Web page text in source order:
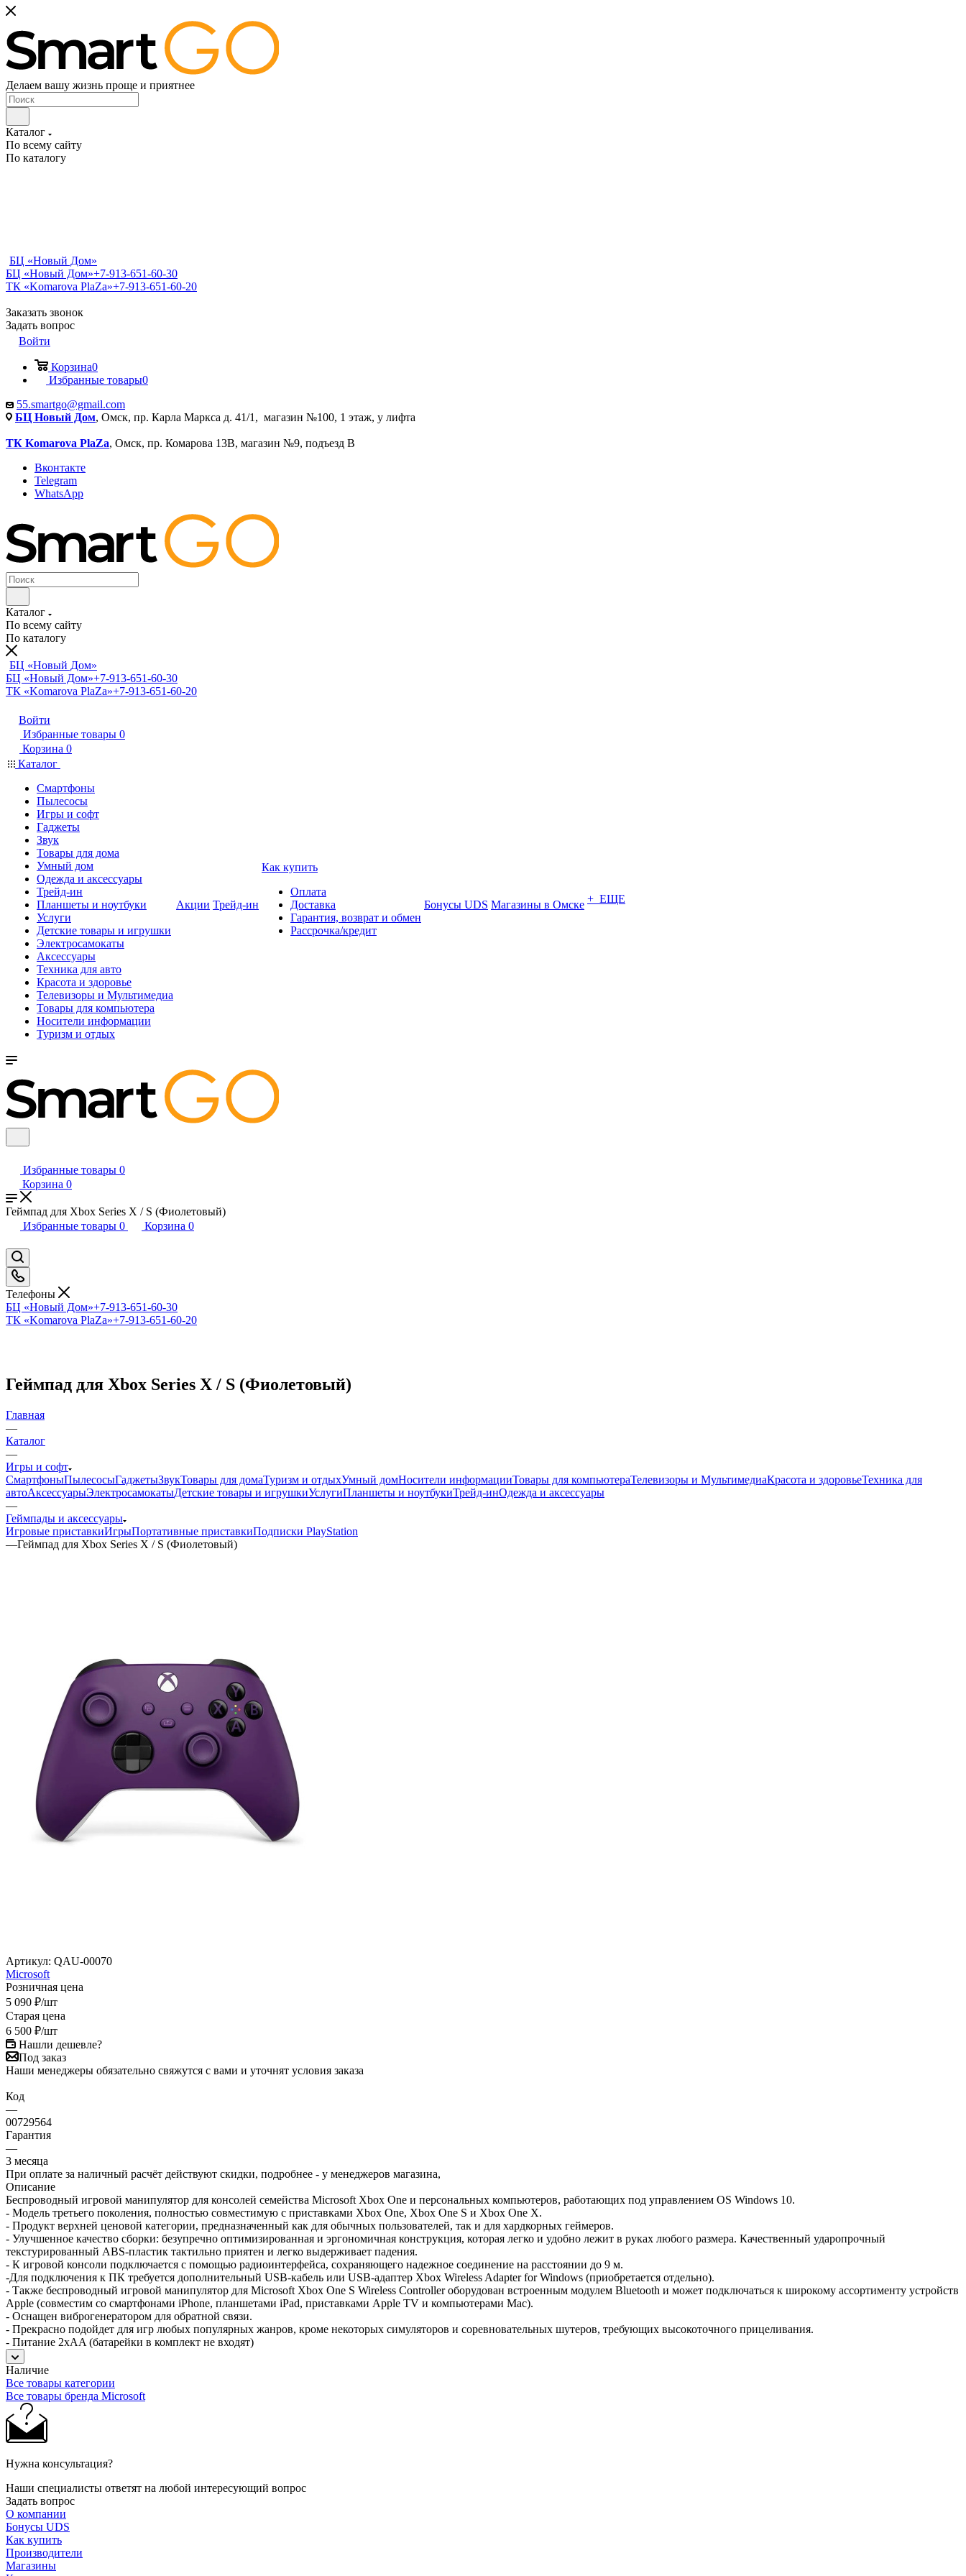
Делаем вашу жизнь проще и приятнее
Каталог
По всему сайту
По каталогу
БЦ «Новый Дом»
БЦ «Новый Дом»+7-913-651-60-30
ТК «Komarova PlaZa»+7-913-651-60-20
Заказать звонок
Задать вопрос
Войти
Корзина0
Избранные товары0
55.smartgo@gmail.com
БЦ Новый Дом, Омск, пр. Карла Маркса д. 41/1, магазин №100, 1 этаж, у лифта
ТК Komarova PlaZa, Омск, пр. Комарова 13В, магазин №9, подъезд В
Вконтакте
Telegram
WhatsApp
Каталог
По всему сайту
По каталогу
БЦ «Новый Дом»
БЦ «Новый Дом»+7-913-651-60-30
ТК «Komarova PlaZa»+7-913-651-60-20
Войти
Избранные товары 0
Корзина 0
Каталог
Смартфоны
Пылесосы
Игры и софт
Гаджеты
Звук
Товары для дома
Умный дом
Одежда и аксессуары
Трейд-ин
Планшеты и ноутбуки
Услуги
Детские товары и игрушки
Электросамокаты
Аксессуары
Техника для авто
Красота и здоровье
Телевизоры и Мультимедиа
Товары для компьютера
Носители информации
Туризм и отдых
Акции Трейд-ин
Как купить
Оплата
Доставка
Гарантия, возврат и обмен
Рассрочка/кредит
Бонусы UDS Магазины в Омске + ЕЩЕ
Избранные товары 0
Корзина 0
Геймпад для Xbox Series X / S (Фиолетовый)
Избранные товары 0 Корзина 0
Телефоны
БЦ «Новый Дом»+7-913-651-60-30
ТК «Komarova PlaZa»+7-913-651-60-20
Геймпад для Xbox Series X / S (Фиолетовый)
Главная
—
Каталог
—
Игры и софт
СмартфоныПылесосыГаджетыЗвукТовары для домаТуризм и отдыхУмный домНосители информацииТовары для компьютераТелевизоры и МультимедиаКрасота и здоровьеТехника для
автоАксессуарыЭлектросамокатыДетские товары и игрушкиУслугиПланшеты и ноутбукиТрейд-инОдежда и аксессуары
—
Геймпады и аксессуары
Игровые приставкиИгрыПортативные приставкиПодписки PlayStation
—Геймпад для Xbox Series X / S (Фиолетовый)
Артикул: QAU-00070
Microsoft
Розничная цена
5 090 ₽/шт
Старая цена
6 500 ₽/шт
Нашли дешевле?
Под заказ
Наши менеджеры обязательно свяжутся с вами и уточнят условия заказа
Код
—
00729564
Гарантия
—
3 месяца
При оплате за наличный расчёт действуют скидки, подробнее - у менеджеров магазина,
Описание
Беспроводный игровой манипулятор для консолей семейства Microsoft Xbox One и персональных компьютеров, работающих под управлением OS Windows 10.
- Модель третьего поколения, полностью совместимую с приставками Xbox One, Xbox One S и Xbox One X.
- Продукт верхней ценовой категории, предназначенный как для обычных пользователей, так и для хардкорных геймеров.
- Улучшенное качество сборки: безупречно оптимизированная и эргономичная конструкция, которая легко и удобно лежит в руках любого размера. Качественный ударопрочный
текстурированный ABS-пластик тактильно приятен и легко выдерживает падения.
- К игровой консоли подключается с помощью радиоинтерфейса, сохраняющего надежное соединение на расстоянии до 9 м.
-Для подключения к ПК требуется дополнительный USB-кабель или USB-адаптер Xbox Wireless Adapter for Windows (приобретается отдельно).
- Также беспроводный игровой манипулятор для Microsoft Xbox One S Wireless Controller оборудован встроенным модулем Bluetooth и может подключаться к широкому ассортименту устройств
Apple (совместим со смартфонами iPhone, планшетами iPad, приставками Apple TV и компьютерами Mac).
- Оснащен виброгенератором для обратной связи.
- Прекрасно подойдет для игр любых популярных жанров, кроме некоторых симуляторов и соревновательных шутеров, требующих высокоточного прицеливания.
- Питание 2хAA (батарейки в комплект не входят)
Наличие
Все товары категории
Все товары бренда Microsoft
Нужна консультация?
Наши специалисты ответят на любой интересующий вопрос
Задать вопрос
О компании
Бонусы UDS
Как купить
Производители
Магазины